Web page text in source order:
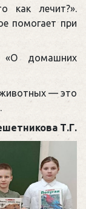
как лечит?».
помогает при
«О домашних
— это
Т.Г.